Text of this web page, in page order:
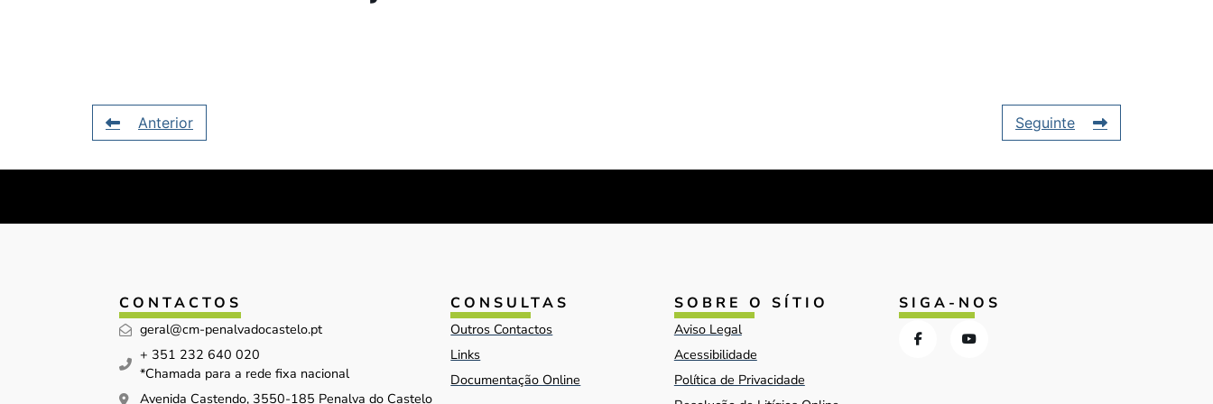
Anterior Seguinte
CONTACTOS
geral@cm-penalvadocastelo.pt
+ 351 232 640 020
*Chamada para a rede fixa nacional
Avenida Castendo, 3550-185 Penalva do Castelo
CONSULTAS
Outros Contactos
Links
Documentação Online
SOBRE O SÍTIO
Aviso Legal
Acessibilidade
Política de Privacidade
SIGA-NOS